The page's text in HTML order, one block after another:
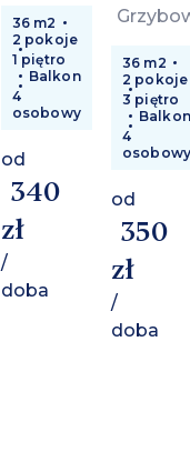
36 m2
2 pokoje
1 piętro
Balkon
4
osobowy
od
340
zł
/
doba
36 m2
2 pokoje
3 piętro
4
od
350
zł
/
doba